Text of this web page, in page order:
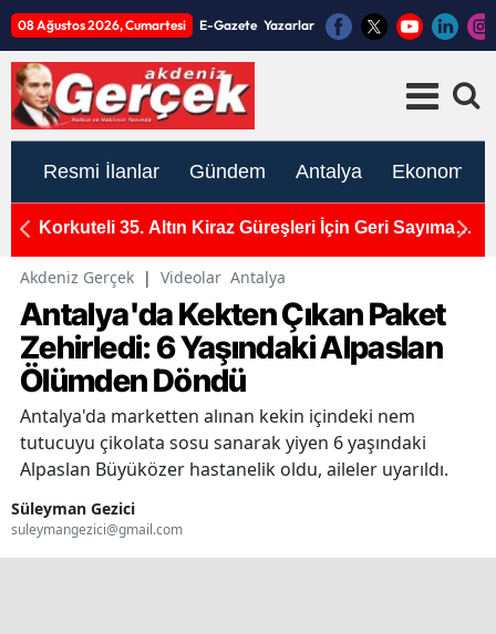
08 Ağustos 2026, Cumartesi E-Gazete Yazarlar
Resmi İlanlar Gündem Antalya Ekonomi
Korkuteli 35. Altın Kiraz Güreşleri İçin Geri Sayıma
Akdeniz Gerçek | Videolar Antalya
Antalya'da Kekten Çıkan Paket
Zehirledi: 6 Yaşındaki Alpaslan
Ölümden Döndü
Antalya'da marketten alınan kekin içindeki nem
tutucuyu çikolata sosu sanarak yiyen 6 yaşındaki
Alpaslan Büyüközer hastanelik oldu, aileler uyarıldı.
Süleyman Gezici
suleymangezici@gmail.com